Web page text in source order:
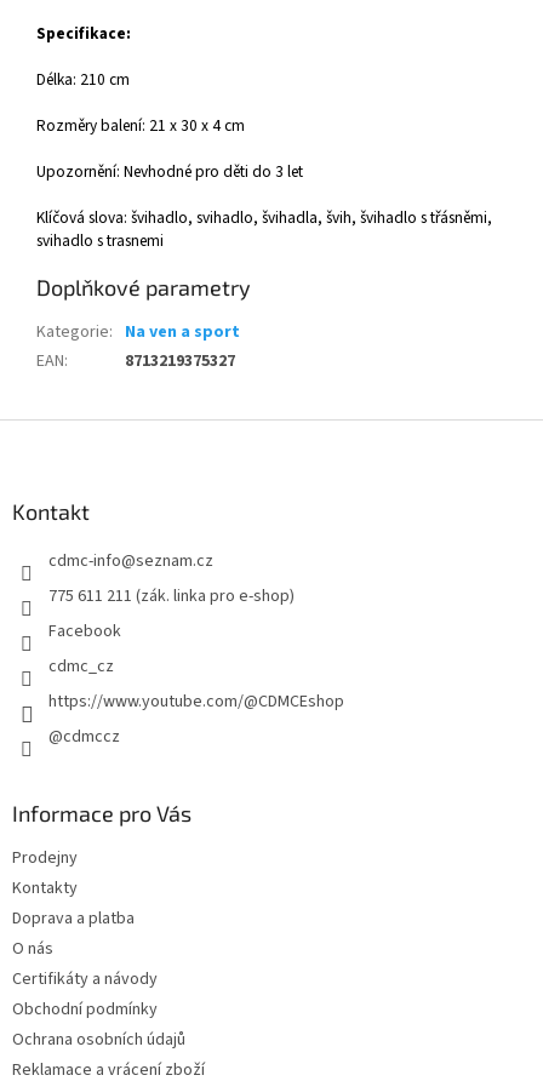
Specifikace:
Délka: 210 cm
Rozměry balení: 21 x 30 x 4 cm
Upozornění: Nevhodné pro děti do 3 let
Klíčová slova: švihadlo, svihadlo, švihadla, švih, švihadlo s třásněmi,
svihadlo s trasnemi
Doplňkové parametry
Kategorie: Na ven a sport
EAN: 8713219375327
Kontakt
cdmc-info@seznam.cz
775 611 211 (zák. linka pro e-shop)
Facebook
cdmc_cz
https://www.youtube.com/@CDMCEshop
@cdmccz
Informace pro Vás
Prodejny
Kontakty
Doprava a platba
O nás
Certifikáty a návody
Obchodní podmínky
Ochrana osobních údajů
Reklamace a vrácení zboží